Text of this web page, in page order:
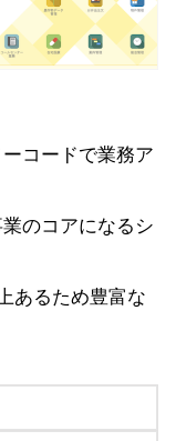
コードで業務ア
のコアになるシ
あるため豊富な